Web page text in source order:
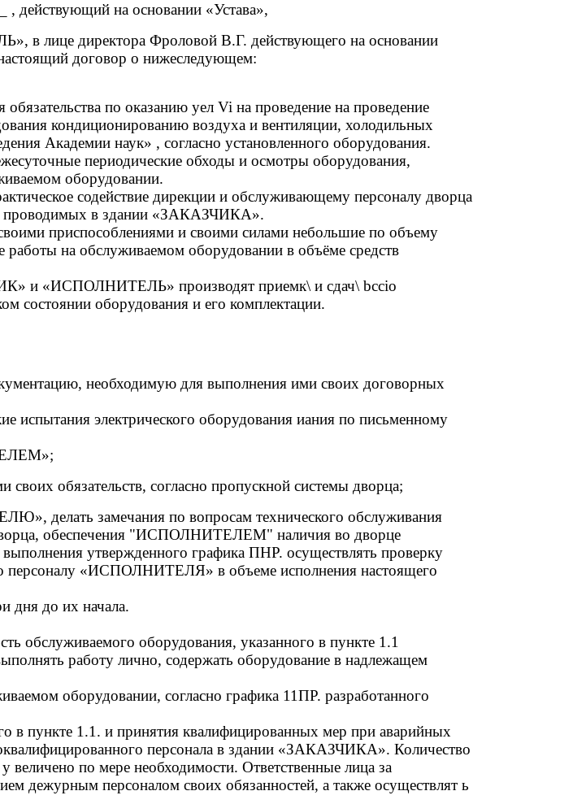
на основании «Устава»,
директора Фроловой В.Г. действующего на основании
договор о нижеследующем:
по оказанию уел Vi на проведение на проведение
кондиционированию воздуха и вентиляции, холодильных
Академии наук» , согласно установленного оборудования.
периодические обходы и осмотры оборудования,
оборудовании.
содействие дирекции и обслуживающему персоналу дворца
проводимых в здании «ЗАКАЗЧИКА».
приспособлениями и своими силами небольшие по объему
на обслуживаемом оборудовании в объёме средств
и «ИСПОЛНИТЕЛЬ» производят приемк\ и сдач\ bcciо
состоянии оборудования и его комплектации.
необходимую для выполнения ими своих договорных
испытания электрического оборудования иания по письменному
обязательств, согласно пропускной системы дворца;
делать замечания по вопросам технического обслуживания
обеспечения "ИСПОЛНИТЕЛЕМ" наличия во дворце
утвержденного графика ПНР. осуществлять проверку
персоналу «ИСПОЛНИТЕЛЯ» в объеме исполнения настоящего
до их начала.
обслуживаемого оборудования, указанного в пункте 1.1
работу лично, содержать оборудование в надлежащем
оборудовании, согласно графика 11ПР. разработанного
в пункте 1.1. и принятия квалифицированных мер при аварийных
персонала в здании «ЗАКАЗЧИКА». Количество
по мере необходимости. Ответственные лица за
дежурным персоналом своих обязанностей, а также осуществлят ь